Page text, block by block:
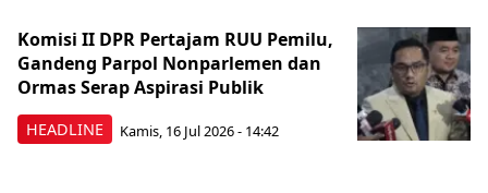
HEADLINE
Komisi II DPR Pertajam RUU Pemilu,
Gandeng Parpol Nonparlemen dan
Ormas Serap Aspirasi Publik
Kamis, 16 Jul 2026 - 14:42